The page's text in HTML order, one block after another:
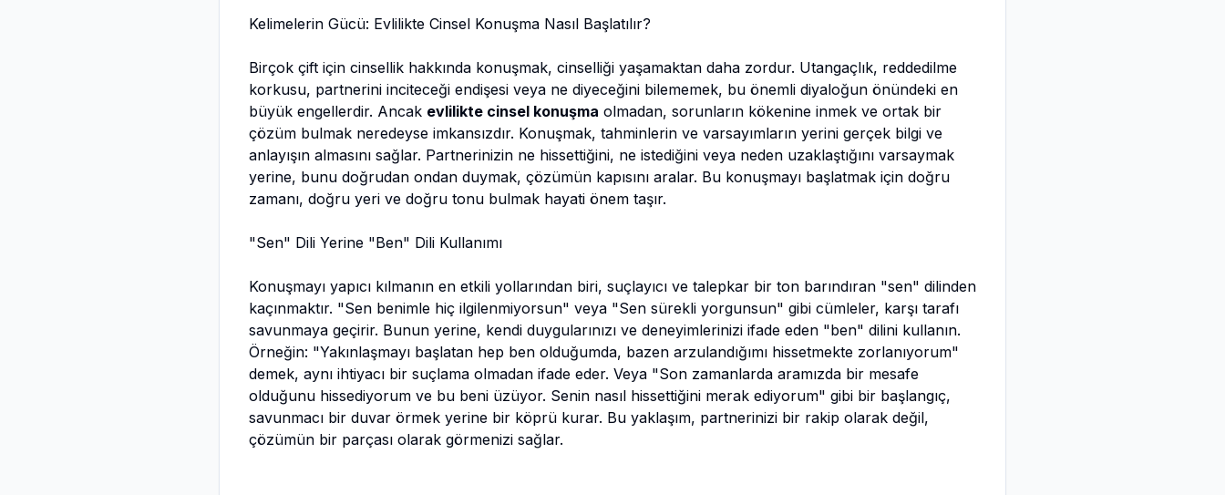
Kelimelerin Gücü: Evlilikte Cinsel Konuşma Nasıl Başlatılır?
Birçok çift için cinsellik hakkında konuşmak, cinselliği yaşamaktan daha zordur. Utangaçlık, reddedilme
korkusu, partnerini inciteceği endişesi veya ne diyeceğini bilememek, bu önemli diyaloğun önündeki en
büyük engellerdir. Ancak evlilikte cinsel konuşma olmadan, sorunların kökenine inmek ve ortak bir
çözüm bulmak neredeyse imkansızdır. Konuşmak, tahminlerin ve varsayımların yerini gerçek bilgi ve
anlayışın almasını sağlar. Partnerinizin ne hissettiğini, ne istediğini veya neden uzaklaştığını varsaymak
yerine, bunu doğrudan ondan duymak, çözümün kapısını aralar. Bu konuşmayı başlatmak için doğru
zamanı, doğru yeri ve doğru tonu bulmak hayati önem taşır.
"Sen" Dili Yerine "Ben" Dili Kullanımı
Konuşmayı yapıcı kılmanın en etkili yollarından biri, suçlayıcı ve talepkar bir ton barındıran "sen" dilinden
kaçınmaktır. "Sen benimle hiç ilgilenmiyorsun" veya "Sen sürekli yorgunsun" gibi cümleler, karşı tarafı
savunmaya geçirir. Bunun yerine, kendi duygularınızı ve deneyimlerinizi ifade eden "ben" dilini kullanın.
Örneğin: "Yakınlaşmayı başlatan hep ben olduğumda, bazen arzulandığımı hissetmekte zorlanıyorum"
demek, aynı ihtiyacı bir suçlama olmadan ifade eder. Veya "Son zamanlarda aramızda bir mesafe
olduğunu hissediyorum ve bu beni üzüyor. Senin nasıl hissettiğini merak ediyorum" gibi bir başlangıç,
savunmacı bir duvar örmek yerine bir köprü kurar. Bu yaklaşım, partnerinizi bir rakip olarak değil,
çözümün bir parçası olarak görmenizi sağlar.